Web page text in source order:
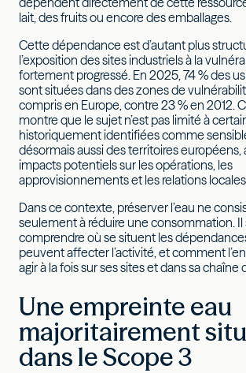
lait, des fruits ou encore des emballages.
Cette dépendance est d’autant plus
l’exposition des sites industriels à la
fortement progressé. En 2025, 74 % des
sont situées dans des zones de
compris en Europe, contre 23 % en 2012.
montre que le sujet n’est pas limité à
historiquement identifiées comme
désormais aussi des territoires européens,
impacts potentiels sur les opérations, les
approvisionnements et les relations locales.
Dans ce contexte, préserver l’eau ne
seulement à réduire une consommation. Il
comprendre où se situent les
peuvent affecter l’activité, et comment
agir à la fois sur ses sites et dans sa chaîne
Une empreinte eau
majoritairement
dans le Scope 3